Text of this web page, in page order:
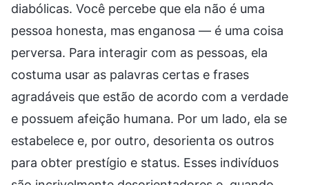
diabólicas. Você percebe que ela não é uma
pessoa honesta, mas enganosa — é uma coisa
perversa. Para interagir com as pessoas, ela
costuma usar as palavras certas e frases
agradáveis que estão de acordo com a verdade
e possuem afeição humana. Por um lado, ela se
estabelece e, por outro, desorienta os outros
para obter prestígio e status. Esses indivíduos